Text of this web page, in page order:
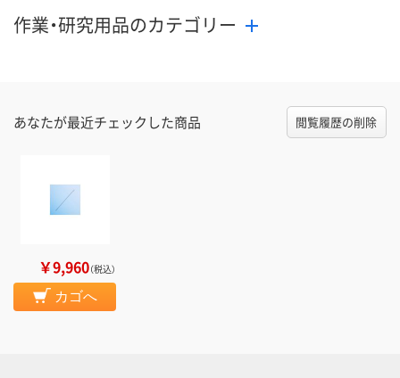
作業・研究用品のカテゴリー
あなたが最近チェックした商品 閲覧履歴の削除
￥9,960（税込）
カゴへ